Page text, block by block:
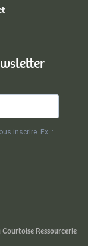
inscrire. Ex. :
Ressourcerie